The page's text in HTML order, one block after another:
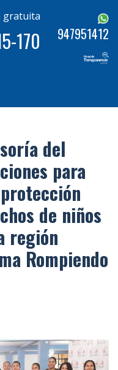
gratuita
170 947951412
del
para
de niños
región
Rompiendo